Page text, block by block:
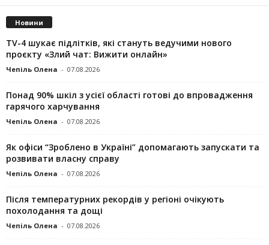
Новини
TV-4 шукає підлітків, які стануть ведучими нового
проєкту «Злий чат: Вижити онлайн»
Чепіль Олена - 07.08.2026
Понад 90% шкіл з усієї області готові до впровадження
гарячого харчування
Чепіль Олена - 07.08.2026
Як офіси “Зроблено в Україні” допомагають запускaти та
розвивати власну справу
Чепіль Олена - 07.08.2026
Після температурних рекордів у регіоні очікують
похолодання та дощі
Чепіль Олена - 07.08.2026